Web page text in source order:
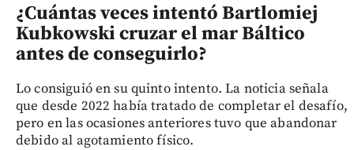
¿Cuántas veces intentó Bartlomiej
Kubkowski cruzar el mar Báltico
antes de conseguirlo?
Lo consiguió en su quinto intento. La noticia señala
que desde 2022 había tratado de completar el desafío,
pero en las ocasiones anteriores tuvo que abandonar
debido al agotamiento físico.